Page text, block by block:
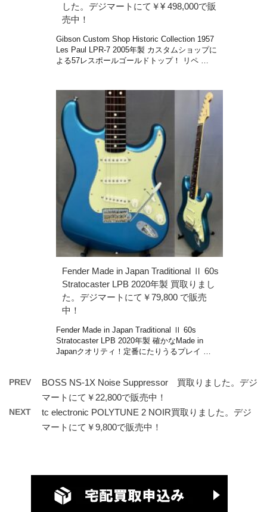
した。デジマートにて￥¥ 498,000で販
売中！
Gibson Custom Shop Historic Collection 1957
Les Paul LPR-7 2005年製 カスタムショップに
よる57レスポールゴールドトップ！ リペ …
Fender Made in Japan Traditional Ⅱ 60s
Stratocaster LPB 2020年製 買取りまし
た。デジマートにて￥79,800 で販売
中！
Fender Made in Japan Traditional Ⅱ 60s
Stratocaster LPB 2020年製 確かなMade in
Japanクオリティ！定番にたりうるプレイ …
PREV
BOSS NS-1X Noise Suppressor 買取りました。デジ
マートにて￥22,800で販売中！
NEXT
tc electronic POLYTUNE 2 NOIR買取りました。デジ
マートにて￥9,800で販売中！